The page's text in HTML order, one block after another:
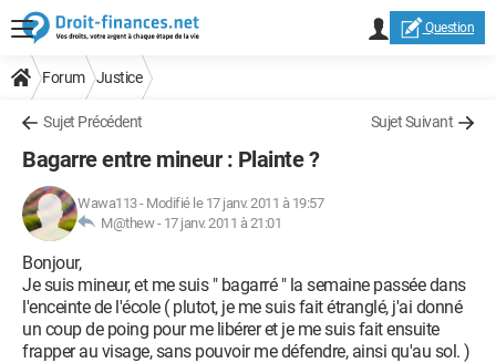
Question
Forum Justice
Sujet Précédent Sujet Suivant
Bagarre entre mineur : Plainte ?
Wawa113- Modifié le 17 janv. 2011 à 19:57
M@thew - 17 janv. 2011 à 21:01
Bonjour,
Je suis mineur, et me suis " bagarré " la semaine passée dans
l'enceinte de l'école ( plutot, je me suis fait étranglé, j'ai donné
un coup de poing pour me libérer et je me suis fait ensuite
frapper au visage, sans pouvoir me défendre, ainsi qu'au sol. )